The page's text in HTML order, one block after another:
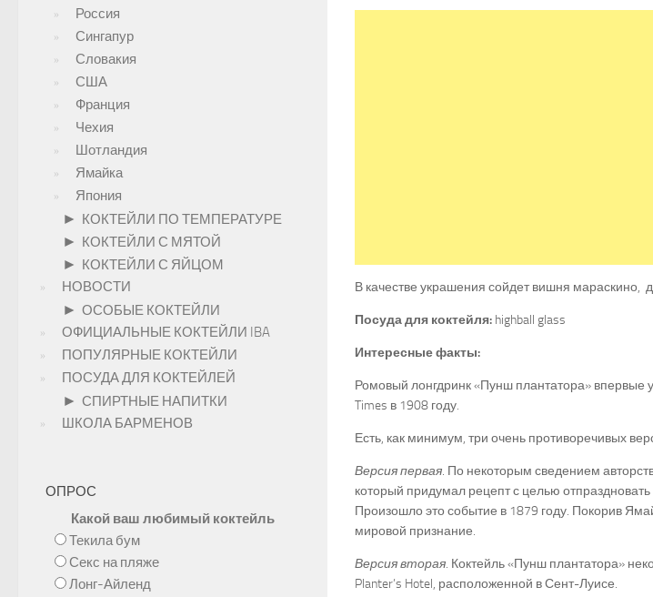
В качестве украшения сойдет вишня мараскино,
Посуда для коктейля: highball glass
Интересные факты:
Ромовый лонгдринк «Пунш плантатора» впервые
Times в 1908 году.
Есть, как минимум, три очень противоречивых
Версия первая. По некоторым сведением
который придумал рецепт с целью
Произошло это событие в 1879 году. Покорив
мировой признание.
Версия вторая. Коктейль «Пунш плантатора»
Planter’s Hotel, расположенной в Сент-Луисе.
Россия
Сингапур
Словакия
США
Франция
Чехия
Шотландия
Ямайка
Япония
► КОКТЕЙЛИ ПО ТЕМПЕРАТУРЕ
► КОКТЕЙЛИ С МЯТОЙ
► КОКТЕЙЛИ С ЯЙЦОМ
НОВОСТИ
► ОСОБЫЕ КОКТЕЙЛИ
ОФИЦИАЛЬНЫЕ КОКТЕЙЛИ IBA
ПОПУЛЯРНЫЕ КОКТЕЙЛИ
ПОСУДА ДЛЯ КОКТЕЙЛЕЙ
► СПИРТНЫЕ НАПИТКИ
ШКОЛА БАРМЕНОВ
ОПРОС
Какой ваш любимый коктейль
Текила бум
Секс на пляже
Лонг-Айленд